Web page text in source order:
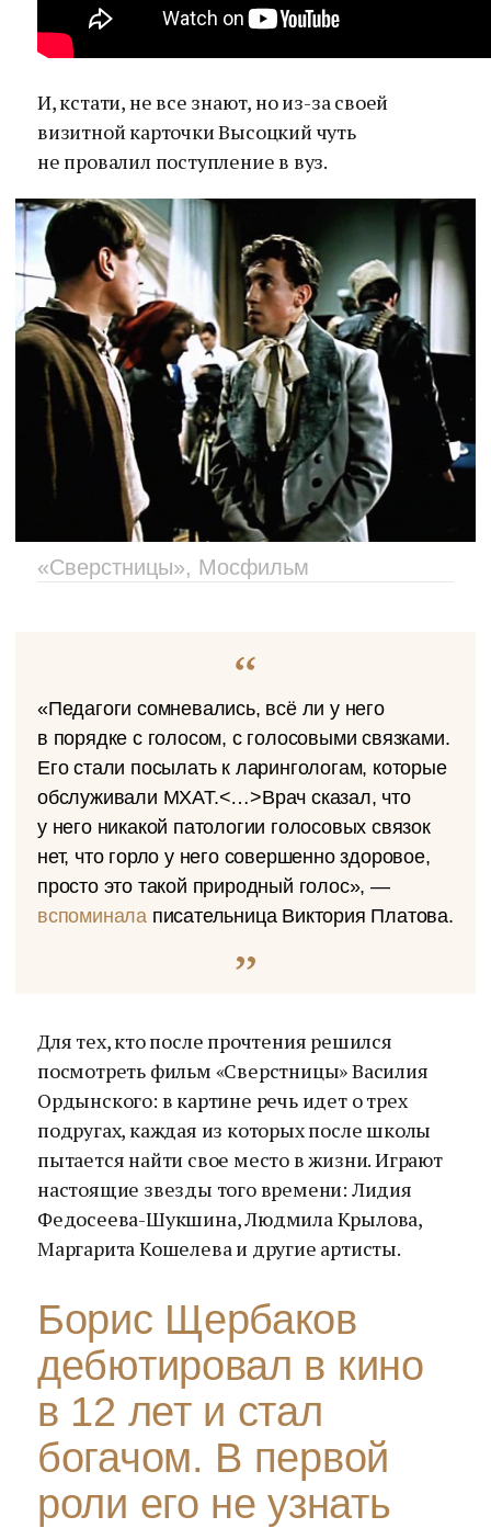
И, кстати, не все знают, но из-за своей
визитной карточки Высоцкий чуть
не провалил поступление в вуз.
«Сверстницы», Мосфильм
«Педагоги сомневались, всё ли у него
в порядке с голосом, с голосовыми связками.
Его стали посылать к ларингологам, которые
обслуживали МХАТ.<…>Врач сказал, что
у него никакой патологии голосовых связок
нет, что горло у него совершенно здоровое,
просто это такой природный голос», —
вспоминала писательница Виктория Платова.
Для тех, кто после прочтения решился
посмотреть фильм «Сверстницы» Василия
Ордынского: в картине речь идет о трех
подругах, каждая из которых после школы
пытается найти свое место в жизни. Играют
настоящие звезды того времени: Лидия
Федосеева-Шукшина, Людмила Крылова,
Маргарита Кошелева и другие артисты.
Борис Щербаков
дебютировал в кино
в 12 лет и стал
богачом. В первой
роли его не узнать